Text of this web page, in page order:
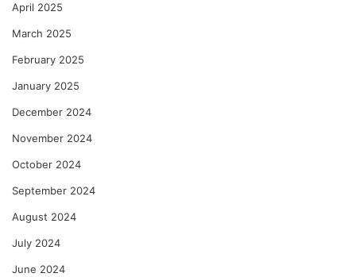
April 2025
March 2025
February 2025
January 2025
December 2024
November 2024
October 2024
September 2024
August 2024
July 2024
June 2024